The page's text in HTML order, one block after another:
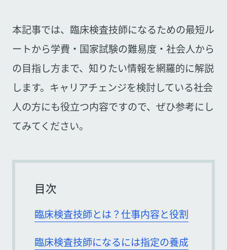
本記事では、臨床検査技師になるための最短ル
ートから学費・国家試験の難易度・社会人から
の目指し方まで、知りたい情報を網羅的に解説
します。キャリアチェンジを検討している社会
人の方にも役立つ内容ですので、ぜひ参考にし
てみてください。
目次
臨床検査技師とは？仕事内容と役割
臨床検査技師になるには指定の養成